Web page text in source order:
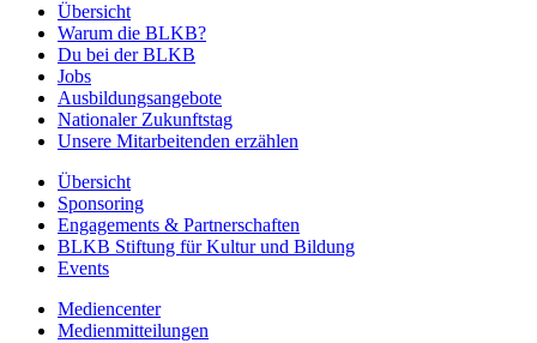
Übersicht
Warum die BLKB?
Du bei der BLKB
Jobs
Ausbildungsangebote
Nationaler Zukunftstag
Unsere Mitarbeitenden erzählen
Übersicht
Sponsoring
Engagements & Partnerschaften
BLKB Stiftung für Kultur und Bildung
Events
Mediencenter
Medienmitteilungen